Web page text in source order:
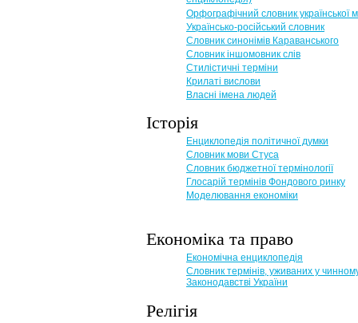
Орфографічний словник української
Українсько-російський словник
Словник синонімів Караванського
Словник іншомовник слів
Стилістичні терміни
Крилаті вислови
Власні імена людей
Історія
Енциклопедія політичної думки
Словник мови Стуса
Словник бюджетної термінології
Глосарій термінів Фондового ринку
Моделювання економіки
Економіка та право
Eкономічна енциклопедія
Словник термінів, уживаних у
Законодавстві України
Релігія